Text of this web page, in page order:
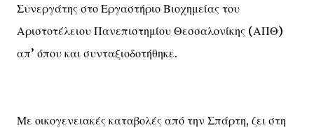
Συνεργάτης στο Εργαστήριο Βιοχημείας του
Αριστοτέλειου Πανεπιστημίου Θεσσαλονίκης (ΑΠΘ)
απ’ όπου και συνταξιοδοτήθηκε.
Με οικογενειακές καταβολές από την Σπάρτη, ζει στη